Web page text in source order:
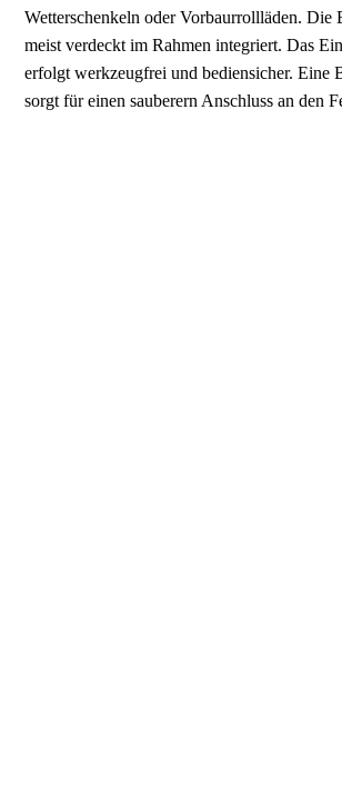
Wetterschenkeln oder Vorbaurrollläden. Die
meist verdeckt im Rahmen integriert. Das
erfolgt werkzeugfrei und bediensicher. Eine
sorgt für einen sauberern Anschluss an den